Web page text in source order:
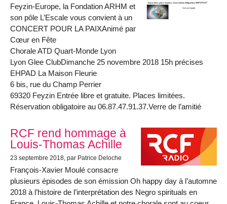
Feyzin-Europe, la Fondation ARHM et
son pôle L’Escale vous convient à un
CONCERT POUR LA PAIXAnimé par
Cœur en Fête
Chorale ATD Quart-Monde Lyon
Lyon Glee ClubDimanche 25 novembre 2018 15h précises
EHPAD La Maison Fleurie
6 bis, rue du Champ Perrier
69320 Feyzin Entrée libre et gratuite. Places limitées.
Réservation obligatoire au 06.87.47.91.37.Verre de l’amitié
RCF rend hommage à
Louis-Thomas Achille
23 septembre 2018, par Patrice Deloche
François-Xavier Moulé consacre
plusieurs épisodes de son émission Oh happy day à l’automne
2018 à l’histoire de l’interprétation des Negro spirituals en